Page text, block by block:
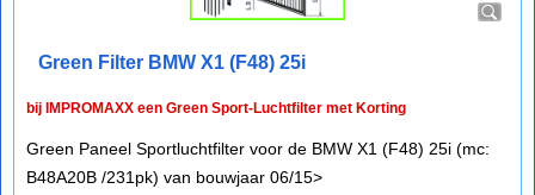
Green Filter BMW X1 (F48) 25i
bij IMPROMAXX een Green Sport-Luchtfilter met Korting
Green Paneel Sportluchtfilter voor de BMW X1 (F48) 25i (mc:
B48A20B /231pk) van bouwjaar 06/15>